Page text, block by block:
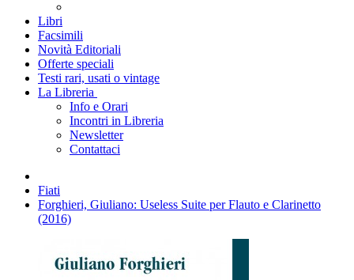
Libri
Facsimili
Novità Editoriali
Offerte speciali
Testi rari, usati o vintage
La Libreria
Info e Orari
Incontri in Libreria
Newsletter
Contattaci
Fiati
Forghieri, Giuliano: Useless Suite per Flauto e Clarinetto
(2016)